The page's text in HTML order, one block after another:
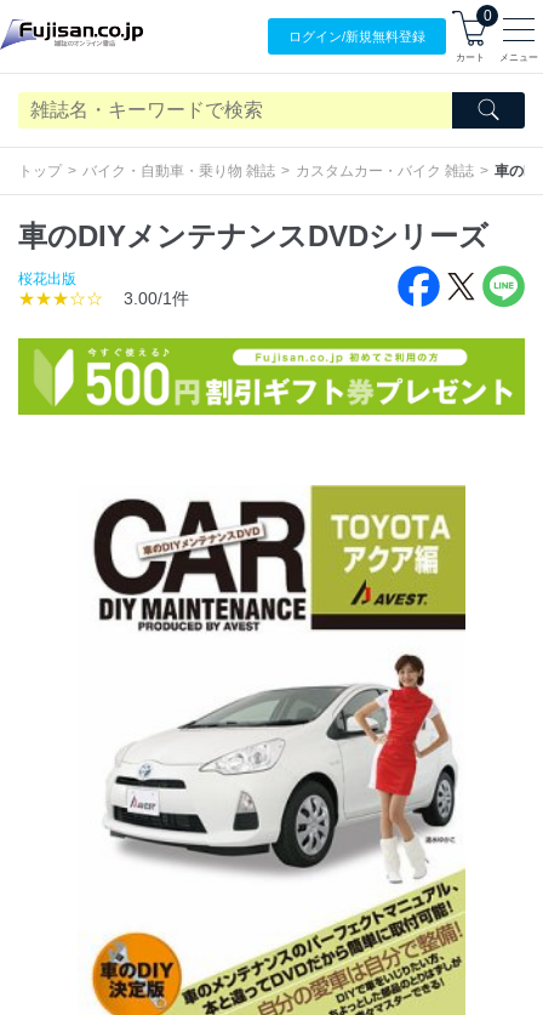
ログイン/新規無料登録
0
カート メニュー
トップ バイク・自動車・乗り物 雑誌 カスタムカー・バイク 雑誌 車の
車のDIYメンテナンスDVDシリーズ
桜花出版
★★★☆☆ 3.00/1件